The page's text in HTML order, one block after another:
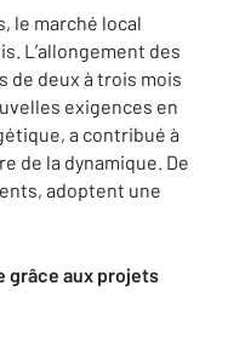
le marché local
L’allongement des
de deux à trois mois
exigences en
a contribué à
de la dynamique. De
adoptent une
grâce aux projets